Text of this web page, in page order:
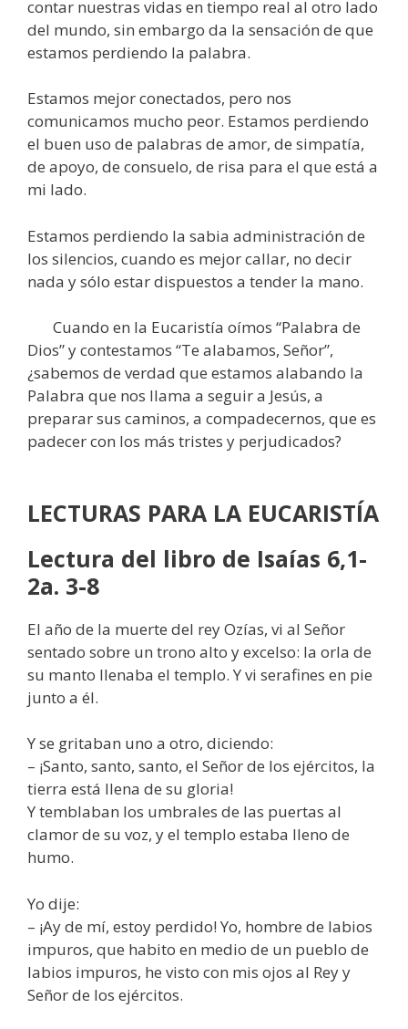
contar nuestras vidas en tiempo real al otro lado
del mundo, sin embargo da la sensación de que
estamos perdiendo la palabra.
Estamos mejor conectados, pero nos
comunicamos mucho peor. Estamos perdiendo
el buen uso de palabras de amor, de simpatía,
de apoyo, de consuelo, de risa para el que está a
mi lado.
Estamos perdiendo la sabia administración de
los silencios, cuando es mejor callar, no decir
nada y sólo estar dispuestos a tender la mano.
Cuando en la Eucaristía oímos “Palabra de
Dios” y contestamos “Te alabamos, Señor”,
¿sabemos de verdad que estamos alabando la
Palabra que nos llama a seguir a Jesús, a
preparar sus caminos, a compadecernos, que es
padecer con los más tristes y perjudicados?
LECTURAS PARA LA EUCARISTÍA
Lectura del libro de Isaías 6,1-
2a. 3-8
El año de la muerte del rey Ozías, vi al Señor
sentado sobre un trono alto y excelso: la orla de
su manto llenaba el templo. Y vi serafines en pie
junto a él.
Y se gritaban uno a otro, diciendo:
– ¡Santo, santo, santo, el Señor de los ejércitos, la
tierra está llena de su gloria!
Y temblaban los umbrales de las puertas al
clamor de su voz, y el templo estaba lleno de
humo.
Yo dije:
– ¡Ay de mí, estoy perdido! Yo, hombre de labios
impuros, que habito en medio de un pueblo de
labios impuros, he visto con mis ojos al Rey y
Señor de los ejércitos.